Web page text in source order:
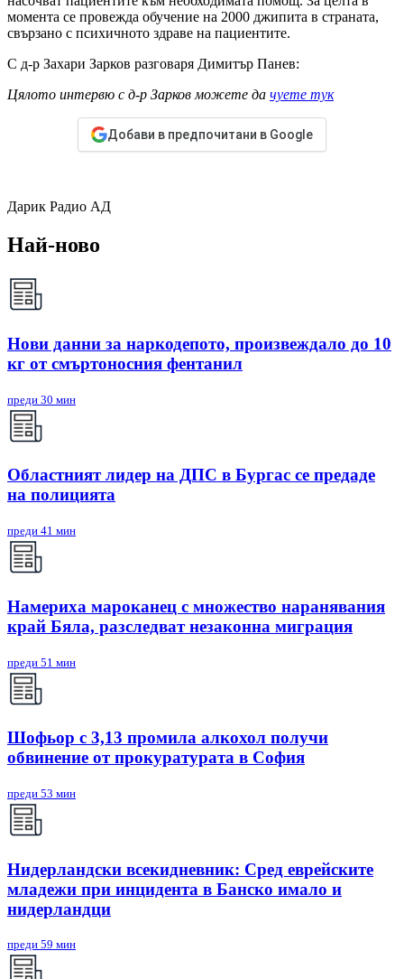
момента се провежда обучение на 2000 джипита в страната,
свързано с психичното здраве на пациентите.
С д-р Захари Зарков разговаря Димитър Панев:
Цялото интервю с д-р Зарков можете да чуете тук
Добави в предпочитани в Google
Дарик Радио АД
Най-ново
Нови данни за наркодепото, произвеждало до 10
кг от смъртоносния фентанил
преди 30 мин
Областният лидер на ДПС в Бургас се предаде
на полицията
преди 41 мин
Намериха мароканец с множество наранявания
край Бяла, разследват незаконна миграция
преди 51 мин
Шофьор с 3,13 промила алкохол получи
обвинение от прокуратурата в София
преди 53 мин
Нидерландски всекидневник: Сред еврейските
младежи при инцидента в Банско имало и
нидерландци
преди 59 мин